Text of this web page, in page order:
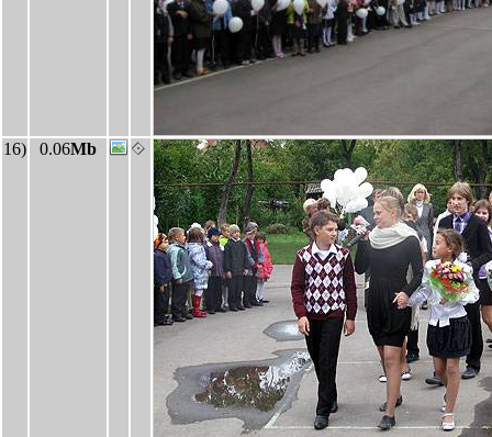
16) 0.06Mb